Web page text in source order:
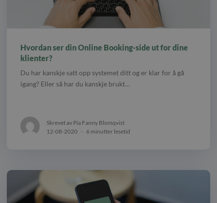
Hvordan ser din Online Booking-side ut for dine
klienter?
Du har kanskje satt opp systemet ditt og er klar for å gå
igang? Eller så har du kanskje brukt…
Skrevet av Pia Fanny Blomqvist
12-08-2020 - 6 minutter lesetid